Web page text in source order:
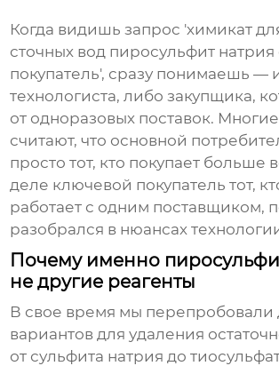
Когда видишь запрос 'химикат
сточных вод пиросульфит
покупатель', сразу понимаешь —
технологиста, либо закупщика,
от одноразовых поставок.
считают, что основной
просто тот, кто покупает больше
деле ключевой покупатель тот,
работает с одним поставщиком,
разобрался в нюансах
Почему именно
не другие реагенты
В свое время мы перепробовали
вариантов для удаления
от сульфита натрия до